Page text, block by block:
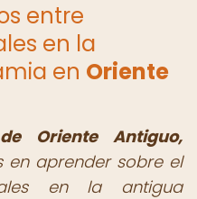
entre
en la
en Oriente
Oriente Antiguo,
en aprender sobre el
en la antigua